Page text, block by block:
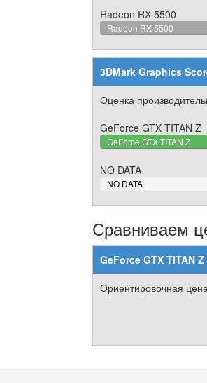
Radeon RX 5500
Radeon RX 5500
3DMark Graphics
Оценка
GeForce GTX TITAN Z
GeForce GTX TITAN Z
NO DATA
NO DATA
0%
Сравниваем
GeForce GTX TITAN Z
Ориентировочная